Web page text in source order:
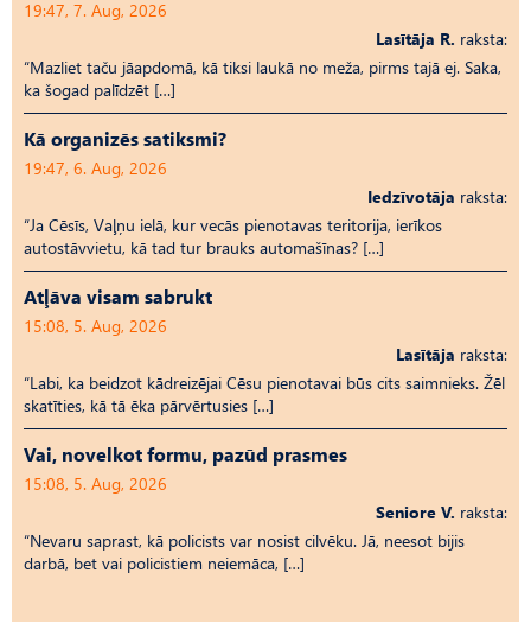
19:47, 7. Aug, 2026
Lasītāja R. raksta:
“Mazliet taču jāapdomā, kā tiksi laukā no meža, pirms tajā ej. Saka,
ka šogad palīdzēt […]
Kā organizēs satiksmi?
19:47, 6. Aug, 2026
Iedzīvotāja raksta:
“Ja Cēsīs, Vaļņu ielā, kur vecās pienotavas teritorija, ierīkos
autostāvvietu, kā tad tur brauks automašīnas? […]
Atļāva visam sabrukt
15:08, 5. Aug, 2026
Lasītāja raksta:
“Labi, ka beidzot kādreizējai Cēsu pienotavai būs cits saimnieks. Žēl
skatīties, kā tā ēka pārvērtusies […]
Vai, novelkot formu, pazūd prasmes
15:08, 5. Aug, 2026
Seniore V. raksta:
“Nevaru saprast, kā policists var nosist cilvēku. Jā, neesot bijis
darbā, bet vai policistiem neiemāca, […]